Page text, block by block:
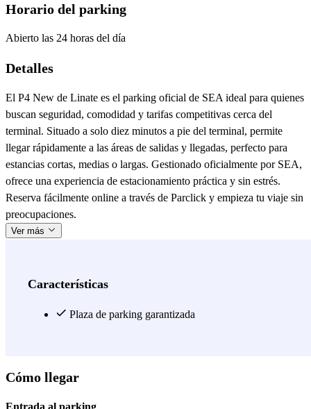
Horario del parking
Abierto las 24 horas del día
Detalles
El P4 New de Linate es el parking oficial de SEA ideal para quienes
buscan seguridad, comodidad y tarifas competitivas cerca del
terminal. Situado a solo diez minutos a pie del terminal, permite
llegar rápidamente a las áreas de salidas y llegadas, perfecto para
estancias cortas, medias o largas. Gestionado oficialmente por SEA,
ofrece una experiencia de estacionamiento práctica y sin estrés.
Reserva fácilmente online a través de Parclick y empieza tu viaje sin
preocupaciones.
Ver más
Características
Plaza de parking garantizada
Cómo llegar
Entrada al parking